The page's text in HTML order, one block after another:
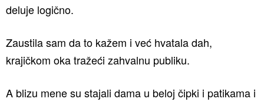
deluje logično.
Zaustila sam da to kažem i već hvatala dah,
krajičkom oka tražeći zahvalnu publiku.
A blizu mene su stajali dama u beloj čipki i patikama i